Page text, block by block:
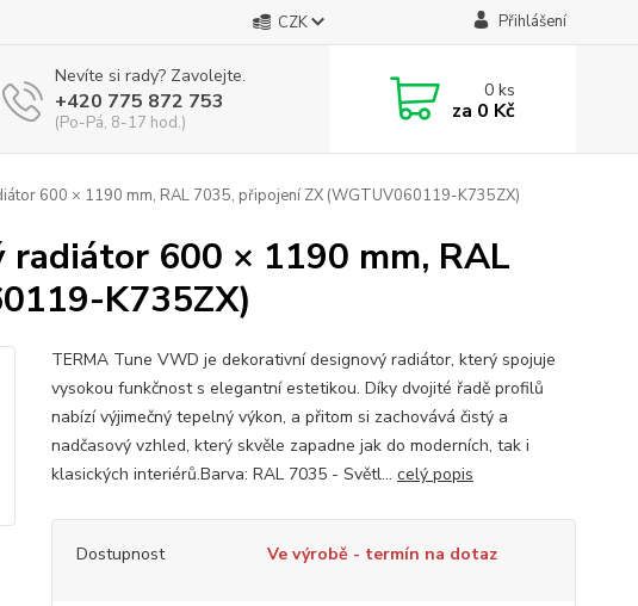
CZK Přihlášení
Nevíte si rady? Zavolejte.
+420 775 872 753
(Po-Pá, 8-17 hod.)
0ks
za 0 Kč
600 × 1190 mm, RAL 7035, připojení ZX (WGTUV060119-K735ZX)
600 × 1190 mm, RAL
K735ZX)
TERMA Tune VWD je dekorativní designový radiátor, který spojuje
vysokou funkčnost s elegantní estetikou. Díky dvojité řadě profilů
nabízí výjimečný tepelný výkon, a přitom si zachovává čistý a
nadčasový vzhled, který skvěle zapadne jak do moderních, tak i
klasických interiérů.Barva: RAL 7035 - Světl... celý popis
Dostupnost Ve výrobě - termín na dotaz